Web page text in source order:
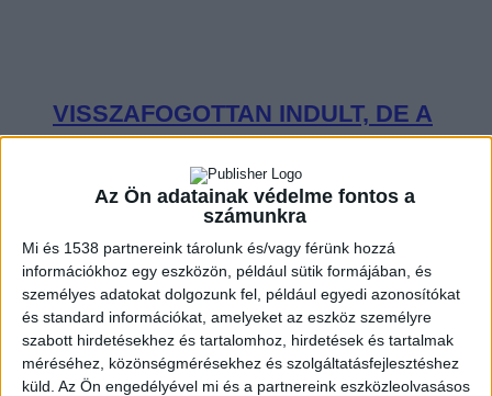
Az Ön adatainak védelme fontos a
számunkra
Mi és 1538 partnereink tárolunk és/vagy férünk hozzá
információkhoz egy eszközön, például sütik formájában, és
személyes adatokat dolgozunk fel, például egyedi azonosítókat
és standard információkat, amelyeket az eszköz személyre
szabott hirdetésekhez és tartalomhoz, hirdetések és tartalmak
méréséhez, közönségmérésekhez és szolgáltatásfejlesztéshez
küld. Az Ön engedélyével mi és a partnereink eszközleolvasásos
VISSZAFOGOTTAN INDULT, DE A
ÉLMÉNNYÉ VÁLT SEAL BUDAPESTI
OLYAN VOLT CHARLIE PUTH A
BUDAPEST PARK SZÍNPADÁN, MINT